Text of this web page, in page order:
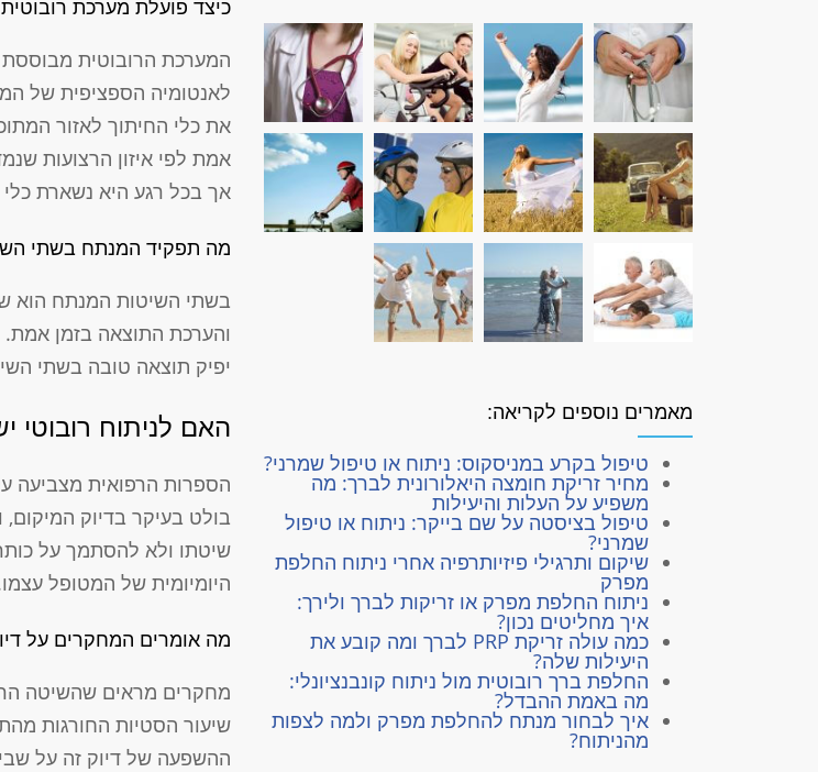
כיצד פועלת מערכת
המערכת הרובוטית מבוססת
לאנטומיה הספציפית של
את כלי החיתוך לאזור
אמת לפי איזון הרצועות
אך בכל רגע היא נשארת כלי
מה תפקיד המנתח בשתי
בשתי השיטות המנתח הוא
והערכת התוצאה בזמן אמת.
יפיק תוצאה טובה בשתי
האם לניתוח רובוטי
הספרות הרפואית מצביעה
בולט בעיקר בדיוק
שיטתו ולא להסתמך על
היומיומית של המטופל
מה אומרים המחקרים על
מחקרים מראים שהשיטה
שיעור הסטיות החורגות
ההשפעה של דיוק זה על
מאמרים נוספים לקריאה:
טיפול בקרע במניסקוס: ניתוח או טיפול שמרני?
מחיר זריקת חומצה היאלורונית לברך: מה
משפיע על העלות והיעילות
טיפול בציסטה על שם בייקר: ניתוח או טיפול
שמרני?
שיקום ותרגילי פיזיותרפיה אחרי ניתוח החלפת
מפרק
ניתוח החלפת מפרק או זריקות לברך ולירך:
איך מחליטים נכון?
כמה עולה זריקת PRP לברך ומה קובע את
היעילות שלה?
החלפת ברך רובוטית מול ניתוח קונבנציונלי:
מה באמת ההבדל?
איך לבחור מנתח להחלפת מפרק ולמה לצפות
מהניתוח?